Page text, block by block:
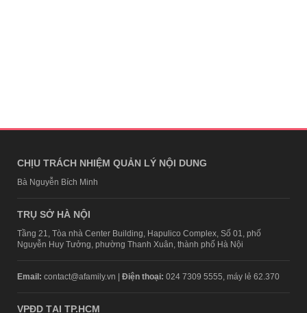
CHỊU TRÁCH NHIỆM QUẢN LÝ NỘI DUNG
Bà Nguyễn Bích Minh
TRỤ SỞ HÀ NỘI
Tầng 21, Tòa nhà Center Building, Hapulico Complex, Số 01, phố
Nguyễn Huy Tưởng, phường Thanh Xuân, thành phố Hà Nội
Email: contact@afamily.vn | Điện thoại: 024 7309 5555, máy lẻ 62.370
VPĐD TẠI TP.HCM